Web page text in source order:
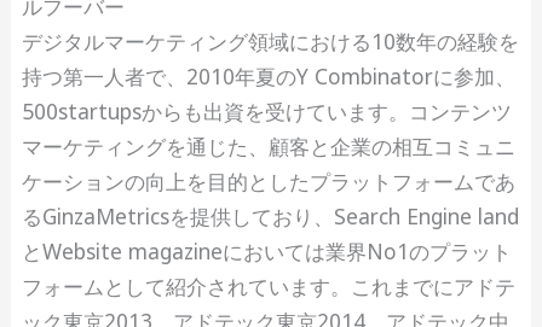
ルフーバー
デジタルマーケティング領域における10数年の経験を
持つ第一人者で、2010年夏のY Combinatorに参加、
500startupsからも出資を受けています。コンテンツ
マーケティングを通じた、顧客と企業の相互コミュニ
ケーションの向上を目的としたプラットフォームであ
るGinzaMetricsを提供しており、Search Engine land
とWebsite magazineにおいては業界No1のプラット
フォームとして紹介されています。これまでにアドテ